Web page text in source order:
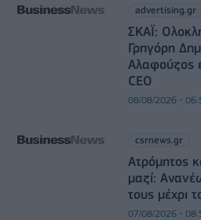
advertising.gr
ΣΚΑΪ:
Γρηγόρη
Αλαφούζος
CEO
08/08/2026 -
csrnews.gr
Ατρόμητος
μαζί:
τους μέχρι
07/08/2026 -